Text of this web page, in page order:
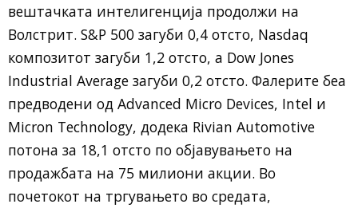
вештачката интелигенција продолжи на
Волстрит. S&P 500 загуби 0,4 отсто, Nasdaq
композитот загуби 1,2 отсто, а Dow Jones
Industrial Average загуби 0,2 отсто. Фалерите беа
предводени од Advanced Micro Devices, Intel и
Micron Technology, додека Rivian Automotive
потона за 18,1 отсто по објавувањето на
продажбата на 75 милиони акции. Во
почетокот на тргувањето во средата,